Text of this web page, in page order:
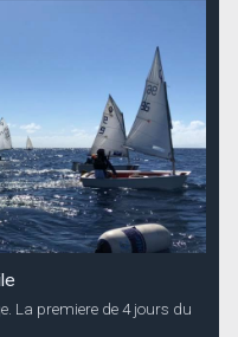
La premiere de 4 jours du